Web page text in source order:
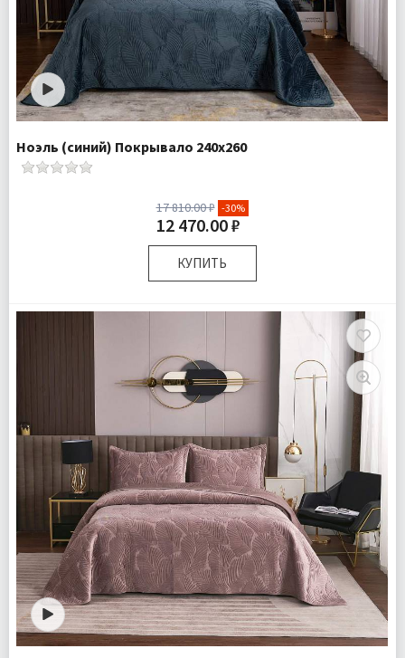
Ноэль (синий) Покрывало 240х260
17 810.00 ₽ -30%
12 470.00 ₽
КУПИТЬ
430 гр\м
Микроволокно 100%
Комплектация:
Покрывало 1 шт Наволочки 2 шт
Велюр
Бесплатно